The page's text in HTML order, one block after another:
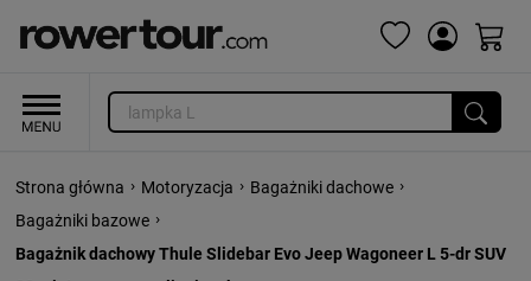
Strona główna › Motoryzacja › Bagażniki dachowe ›
Bagażniki bazowe ›
Bagażnik dachowy Thule Slidebar Evo Jeep Wagoneer L 5-dr SUV